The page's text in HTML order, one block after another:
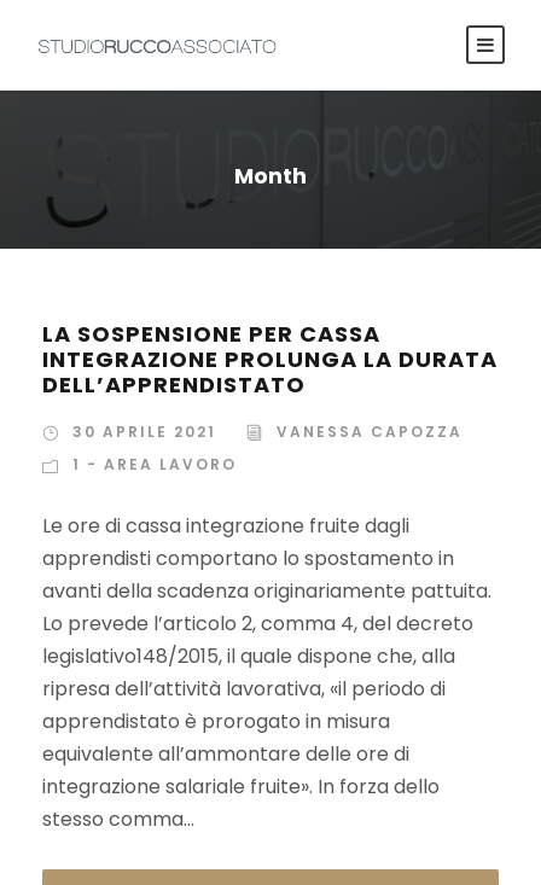
Month
LA SOSPENSIONE PER CASSA
INTEGRAZIONE PROLUNGA LA DURATA
DELL’APPRENDISTATO
30 APRILE 2021
VANESSA CAPOZZA
1 - AREA LAVORO
Le ore di cassa integrazione fruite dagli
apprendisti comportano lo spostamento in
avanti della scadenza originariamente pattuita.
Lo prevede l’articolo 2, comma 4, del decreto
legislativo148/2015, il quale dispone che, alla
ripresa dell’attività lavorativa, «il periodo di
apprendistato è prorogato in misura
equivalente all’ammontare delle ore di
integrazione salariale fruite». In forza dello
stesso comma...